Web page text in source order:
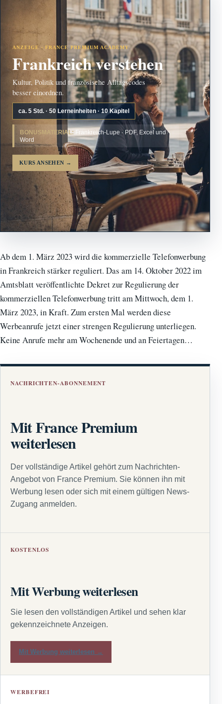
ANZEIGE · FRANCE PREMIUM ACADEMY
Frankreich verstehen
Kultur, Politik und französische Alltagscodes
besser einordnen.
ca. 5 Std. · 50 Lerneinheiten · 10 Kapitel
BONUSMATERIAL: Frankreich-Lupe · PDF, Excel und
Word
KURS ANSEHEN →
Ab dem 1. März 2023 wird die kommerzielle Telefonwerbung
in Frankreich stärker reguliert. Das am 14. Oktober 2022 im
Amtsblatt veröffentlichte Dekret zur Regulierung der
kommerziellen Telefonwerbung tritt am Mittwoch, dem 1.
März 2023, in Kraft. Zum ersten Mal werden diese
Werbeanrufe jetzt einer strengen Regulierung unterliegen.
Keine Anrufe mehr am Wochenende und an Feiertagen…
NACHRICHTEN-ABONNEMENT
Mit France Premium
weiterlesen
Der vollständige Artikel gehört zum Nachrichten-
Angebot von France Premium. Sie können ihn mit
Werbung lesen oder sich mit einem gültigen News-
Zugang anmelden.
KOSTENLOS
Mit Werbung weiterlesen
Sie lesen den vollständigen Artikel und sehen klar
gekennzeichnete Anzeigen.
Mit Werbung weiterlesen →
WERBEFREI